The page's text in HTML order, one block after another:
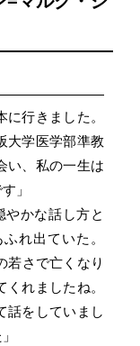
に行きました。
大学医学部準教
い、私の一生は
」
かな話し方と
れ出ていた。
若さで亡くなり
れましたね。
話をしていまし